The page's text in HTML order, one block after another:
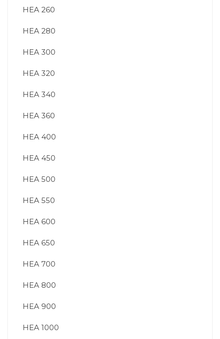
HEA 260
HEA 280
HEA 300
HEA 320
HEA 340
HEA 360
HEA 400
HEA 450
HEA 500
HEA 550
HEA 600
HEA 650
HEA 700
HEA 800
HEA 900
HEA 1000